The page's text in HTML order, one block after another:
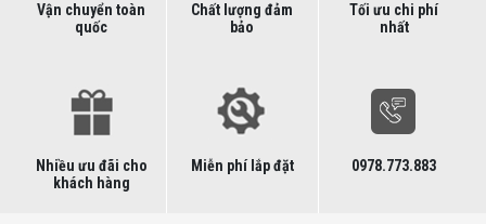
Vận chuyển toàn
quốc
Chất lượng đảm
bảo
Tối ưu chi phí
nhất
Nhiều ưu đãi cho
khách hàng
Miễn phí lắp đặt 0978.773.883